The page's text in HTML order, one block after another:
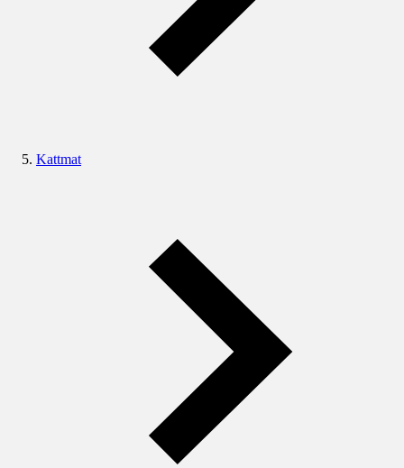
Kattmat